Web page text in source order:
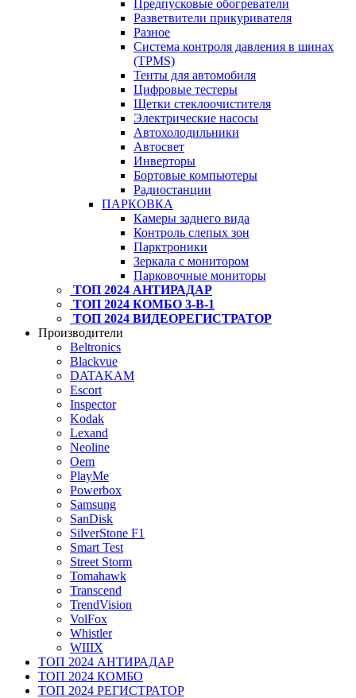
Предпусковые обогреватели
Разветвители прикуривателя
Разное
Система контроля давления в шинах
(TPMS)
Тенты для автомобиля
Цифровые тестеры
Щетки стеклоочистителя
Электрические насосы
Автохолодильники
Автосвет
Инверторы
Бортовые компьютеры
Радиостанции
ПАРКОВКА
Камеры заднего вида
Контроль слепых зон
Парктроники
Зеркала с монитором
Парковочные мониторы
ТОП 2024 АНТИРАДАР
ТОП 2024 КОМБО 3-В-1
ТОП 2024 ВИДЕОРЕГИСТРАТОР
Производители
Beltronics
Blackvue
DATAKAM
Escort
Inspector
Kodak
Lexand
Neoline
Oem
PlayMe
Powerbox
Samsung
SanDisk
SilverStone F1
Smart Test
Street Storm
Tomahawk
Transcend
TrendVision
VolFox
Whistler
WIIIX
ТОП 2024 АНТИРАДАР
ТОП 2024 КОМБО
ТОП 2024 РЕГИСТРАТОР